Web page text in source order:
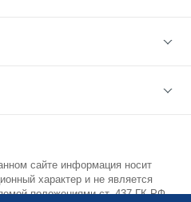
56-17
сайте информация носит
характер и не является
положениями ст. 437 ГК РФ.